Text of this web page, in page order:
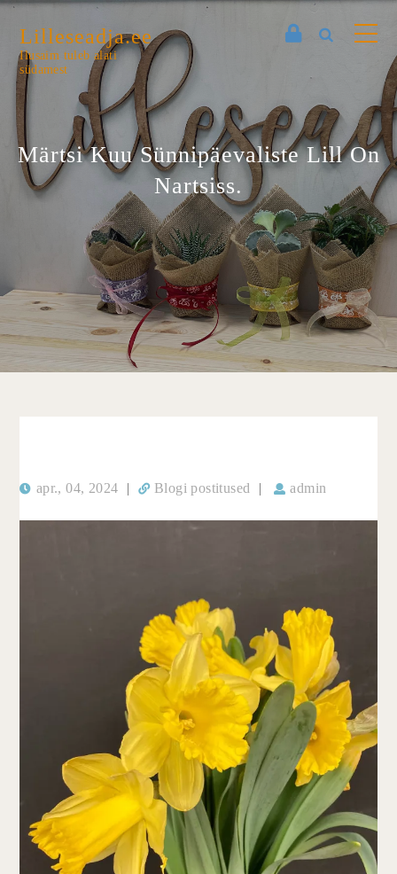
Lilleseadja.ee
Ilusaim tuleb alati
südamest
Märtsi Kuu Sünnipäevaliste Lill On
Nartsiss.
apr., 04, 2024 | Blogi postitused | admin